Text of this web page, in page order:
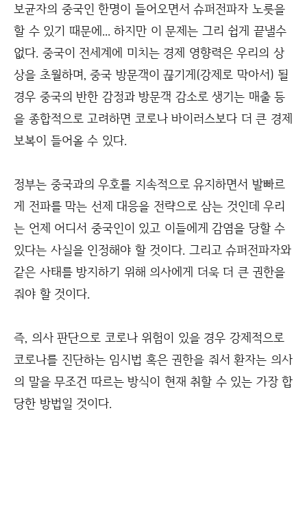
보균자의 중국인 한명이 들어오면서 슈퍼전파자 노릇을
할 수 있기 때문에... 하지만 이 문제는 그리 쉽게 끝낼수
없다. 중국이 전세계에 미치는 경제 영향력은 우리의 상
상을 초월하며, 중국 방문객이 끊기게(강제로 막아서) 될
경우 중국의 반한 감정과 방문객 감소로 생기는 매출 등
을 종합적으로 고려하면 코로나 바이러스보다 더 큰 경제
보복이 들어올 수 있다.
정부는 중국과의 우호를 지속적으로 유지하면서 발빠르
게 전파를 막는 선제 대응을 전략으로 삼는 것인데 우리
는 언제 어디서 중국인이 있고 이들에게 감염을 당할 수
있다는 사실을 인정해야 할 것이다. 그리고 슈퍼전파자와
같은 사태를 방지하기 위해 의사에게 더욱 더 큰 권한을
줘야 할 것이다.
즉, 의사 판단으로 코로나 위험이 있을 경우 강제적으로
코로나를 진단하는 임시법 혹은 권한을 줘서 환자는 의사
의 말을 무조건 따르는 방식이 현재 취할 수 있는 가장 합
당한 방법일 것이다.